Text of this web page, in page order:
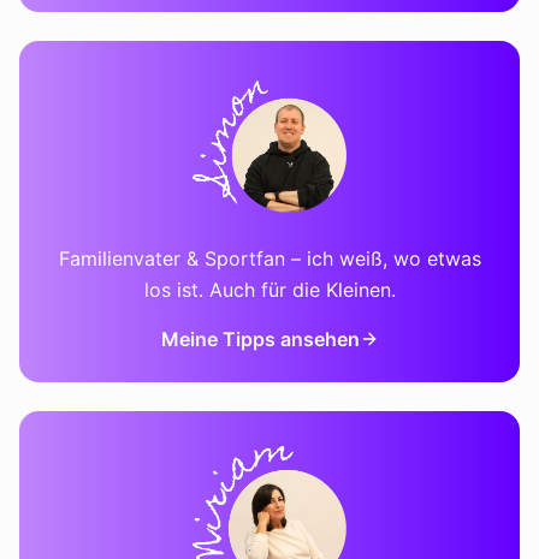
Familienvater & Sportfan – ich weiß, wo etwas
los ist. Auch für die Kleinen.
Meine Tipps ansehen